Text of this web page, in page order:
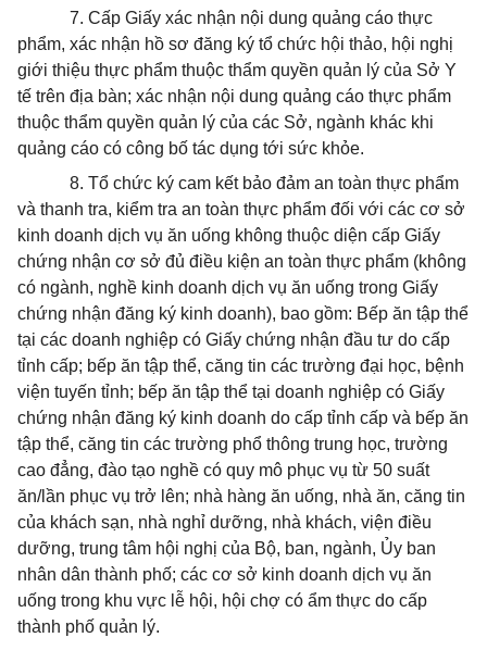
7. Cấp Giấy xác nhận nội dung quảng cáo thực
phẩm, xác nhận hồ sơ đăng ký tổ chức hội thảo, hội nghị
giới thiệu thực phẩm thuộc thẩm quyền quản lý của Sở Y
tế trên địa bàn; xác nhận nội dung quảng cáo thực phẩm
thuộc thẩm quyền quản lý của các Sở, ngành khác khi
quảng cáo có công bố tác dụng tới sức khỏe.
8. Tổ chức ký cam kết bảo đảm an toàn thực phẩm
và thanh tra, kiểm tra an toàn thực phẩm đối với các cơ sở
kinh doanh dịch vụ ăn uống không thuộc diện cấp Giấy
chứng nhận cơ sở đủ điều kiện an toàn thực phẩm (không
có ngành, nghề kinh doanh dịch vụ ăn uống trong Giấy
chứng nhận đăng ký kinh doanh), bao gồm: Bếp ăn tập thể
tại các doanh nghiệp có Giấy chứng nhận đầu tư do cấp
tỉnh cấp; bếp ăn tập thể, căng tin các trường đại học, bệnh
viện tuyến tỉnh; bếp ăn tập thể tại doanh nghiệp có Giấy
chứng nhận đăng ký kinh doanh do cấp tỉnh cấp và bếp ăn
tập thể, căng tin các trường phổ thông trung học, trường
cao đẳng, đào tạo nghề có quy mô phục vụ từ 50 suất
ăn/lần phục vụ trở lên; nhà hàng ăn uống, nhà ăn, căng tin
của khách sạn, nhà nghỉ dưỡng, nhà khách, viện điều
dưỡng, trung tâm hội nghị của Bộ, ban, ngành, Ủy ban
nhân dân thành phố; các cơ sở kinh doanh dịch vụ ăn
uống trong khu vực lễ hội, hội chợ có ẩm thực do cấp
thành phố quản lý.